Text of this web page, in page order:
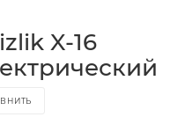
X-16